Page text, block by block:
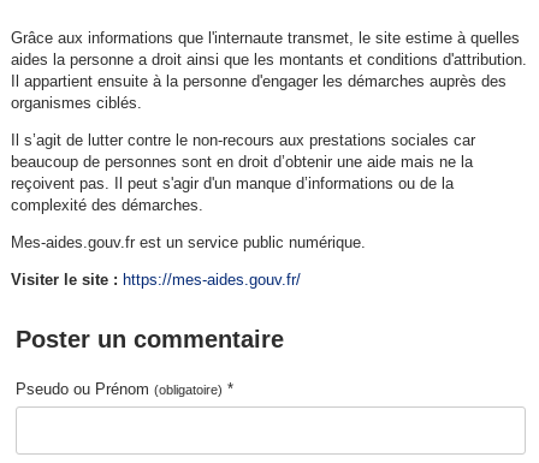
Grâce aux informations que l'internaute transmet, le site estime à quelles
aides la personne a droit ainsi que les montants et conditions d'attribution.
Il appartient ensuite à la personne d'engager les démarches auprès des
organismes ciblés.
Il s’agit de lutter contre le non-recours aux prestations sociales car
beaucoup de personnes sont en droit d’obtenir une aide mais ne la
reçoivent pas. Il peut s'agir d'un manque d’informations ou de la
complexité des démarches.
Mes-aides.gouv.fr est un service public numérique.
Visiter le site : https://mes-aides.gouv.fr/
Poster un commentaire
Pseudo ou Prénom(obligatoire) *